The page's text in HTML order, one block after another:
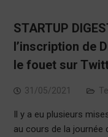
STARTUP
l’inscription de
le fouet sur
31/05/2021
Il y a eu plusieurs
au cours de la journée